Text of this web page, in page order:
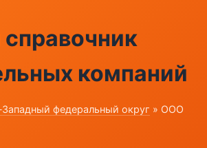
компаний
федеральный округ » ООО